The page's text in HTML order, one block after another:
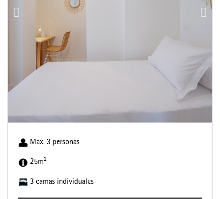
Max. 3 personas
25m2
3 camas individuales